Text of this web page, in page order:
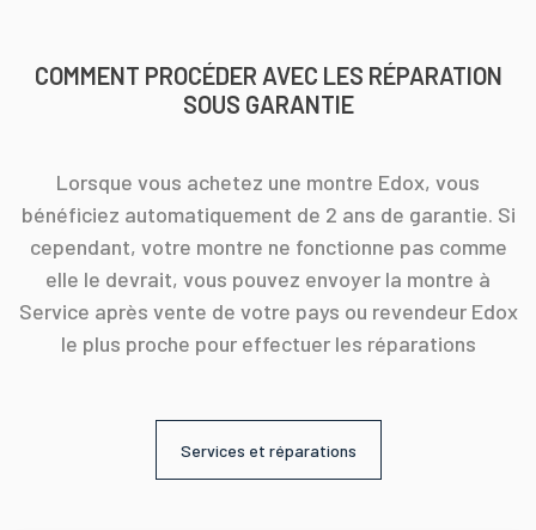
COMMENT PROCÉDER AVEC LES RÉPARATION
SOUS GARANTIE
Lorsque vous achetez une montre Edox, vous
bénéficiez automatiquement de 2 ans de garantie. Si
cependant, votre montre ne fonctionne pas comme
elle le devrait, vous pouvez envoyer la montre à
Service après vente de votre pays ou revendeur Edox
le plus proche pour effectuer les réparations
Services et réparations